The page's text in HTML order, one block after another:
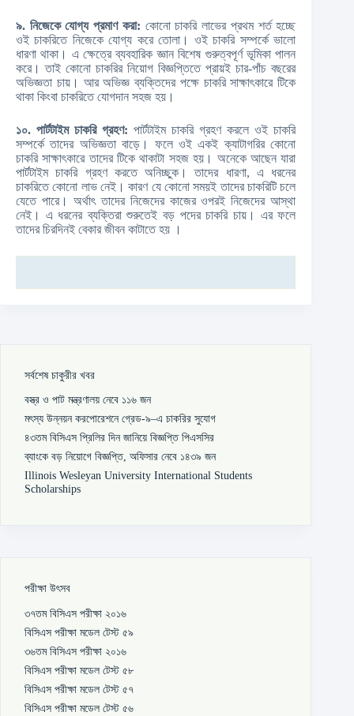
৯. নিজেকে যোগ্য প্রমাণ করা: কোনো চাকরি লাভের প্রথম শর্ত হচ্ছে
ওই চাকরিতে নিজেকে যোগ্য করে তোলা। ওই চাকরি সম্পর্কে ভালো
ধারণা থাকা। এ ক্ষেত্রে ব্যবহারিক জ্ঞান বিশেষ গুরুত্বপূর্ণ ভূমিকা পালন
করে। তাই কোনো চাকরির নিয়োগ বিজ্ঞপ্তিতে প্রায়ই চার-পাঁচ বছরের
অভিজ্ঞতা চায়। আর অভিজ্ঞ ব্যক্তিদের পক্ষে চাকরি সাক্ষাৎকারে টিকে
থাকা কিংবা চাকরিতে যোগদান সহজ হয়।
১০. পার্টটাইম চাকরি গ্রহণ: পার্টটাইম চাকরি গ্রহণ করলে ওই চাকরি
সম্পর্কে তাদের অভিজ্ঞতা বাড়ে। ফলে ওই একই ক্যাটাগরির কোনো
চাকরি সাক্ষাৎকারে তাদের টিকে থাকাটা সহজ হয়। অনেকে আছেন যারা
পার্টটাইম চাকরি গ্রহণ করতে অনিচ্ছুক। তাদের ধারণা, এ ধরনের
চাকরিতে কোনো লাভ নেই। কারণ যে কোনো সময়ই তাদের চাকরিটি চলে
যেতে পারে। অর্থাৎ তাদের নিজেদের কাজের ওপরই নিজেদের আস্থা
নেই। এ ধরনের ব্যক্তিরা শুরুতেই বড় পদের চাকরি চায়। এর ফলে
তাদের চিরদিনই বেকার জীবন কাটাতে হয় ।
সর্বশেষ চাকুরীর খবর
বস্ত্র ও পাট মন্ত্রণালয় নেবে ১১৬ জন
মৎস্য উন্নয়ন করপোরেশনে গ্রেড-৯–এ চাকরির সুযোগ
৪৩তম বিসিএস প্রিলির দিন জানিয়ে বিজ্ঞপ্তি পিএসসির
ব্যাংকে বড় নিয়োগে বিজ্ঞপ্তি, অফিসার নেবে ১৪৩৯ জন
Illinois Wesleyan University International Students
Scholarships
পরীক্ষা উৎসব
৩৭তম বিসিএস পরীক্ষা ২০১৬
বিসিএস পরীক্ষা মডেল টেস্ট ৫৯
৩৬তম বিসিএস পরীক্ষা ২০১৬
বিসিএস পরীক্ষা মডেল টেস্ট ৫৮
বিসিএস পরীক্ষা মডেল টেস্ট ৫৭
বিসিএস পরীক্ষা মডেল টেস্ট ৫৬